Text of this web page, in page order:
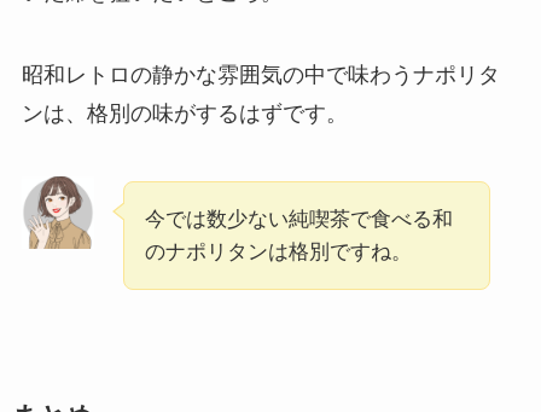
昭和レトロの静かな雰囲気の中で味わうナポリタ
ンは、格別の味がするはずです。
今では数少ない純喫茶で食べる和
のナポリタンは格別ですね。